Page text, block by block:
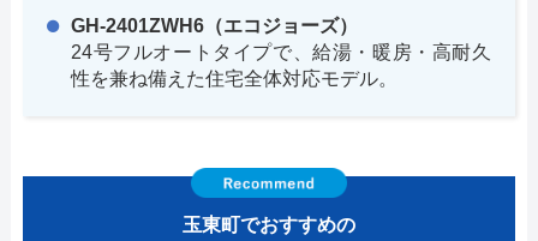
GH-2401ZWH6（エコジョーズ）
24号フルオートタイプで、給湯・暖房・高耐久
性を兼ね備えた住宅全体対応モデル。
玉東町でおすすめの